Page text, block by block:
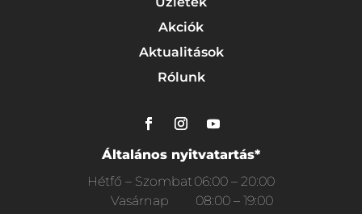
Akciók
Aktualitások
Rólunk
Általános nyitvatartás*
Hétfő – Szombat 06:00 – 20:00
Vasárnap
08:00 – 19:00